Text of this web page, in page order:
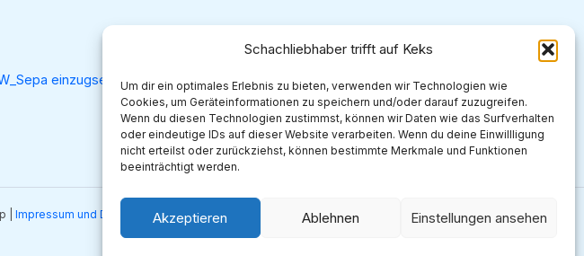
Schachliebhaber trifft auf Keks
Um dir ein optimales Erlebnis zu bieten, verwenden wir Technologien wie
Cookies, um Geräteinformationen zu speichern und/oder darauf zuzugreifen.
Wenn du diesen Technologien zustimmst, können wir Daten wie das Surfverhalten
oder eindeutige IDs auf dieser Website verarbeiten. Wenn du deine Einwillligung
nicht erteilst oder zurückziehst, können bestimmte Merkmale und Funktionen
beeinträchtigt werden.
Akzeptieren Ablehnen Einstellungen ansehen
einzugsermächtigung Herunterladen
| Impressum und Datenschutz